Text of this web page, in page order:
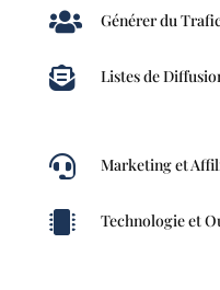
 Générer du
 Listes de
 Marketing et
 Technologie et